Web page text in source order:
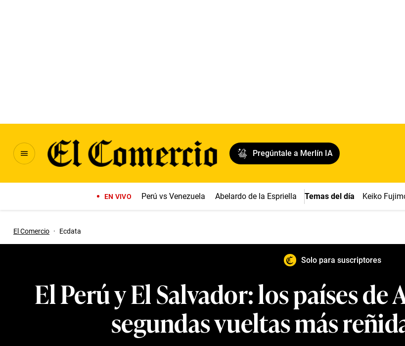
Pregúntale a Merlín IA
EN VIVO Perú vs Venezuela Abelardo de la Espriella Temas del día Keiko
El Comercio · Ecdata
Solo para suscriptores
El Perú y El Salvador: los países
segundas vueltas más